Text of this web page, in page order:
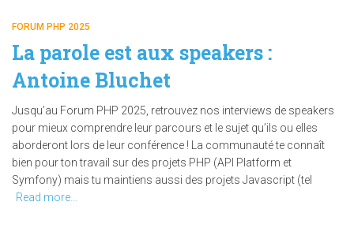
FORUM PHP 2025
La parole est aux speakers :
Antoine Bluchet
Jusqu’au Forum PHP 2025, retrouvez nos interviews de speakers
pour mieux comprendre leur parcours et le sujet qu’ils ou elles
aborderont lors de leur conférence ! La communauté te connaît
bien pour ton travail sur des projets PHP (API Platform et
Symfony) mais tu maintiens aussi des projets Javascript (tel
Read more…